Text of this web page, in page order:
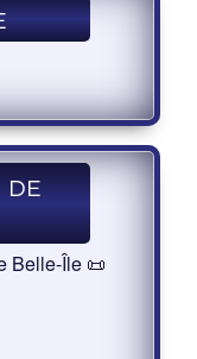
Belle-Île 📜